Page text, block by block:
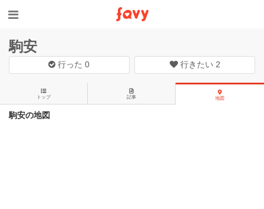
駒安
行った0 行きたい 2
トップ 記事 地図
駒安の地図